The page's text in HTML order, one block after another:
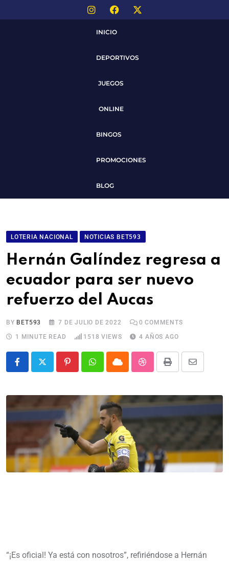
INICIO
DEPORTIVOS
JUEGOS
ONLINE
BINGOS
PROMOCIONES
BLOG
LOTERIA NACIONAL NOTICIAS BET593
Hernán Galíndez regresa a
ecuador para ser nuevo
refuerzo del Aucas
BY BET593 7 DE JULIO DE 2022 0 COMMENTS
1 MINUTE READ
1518 VIEWS 4 AÑOS AGO
“¡Es oficial! Ya está con nosotros”, refiriéndose a Hernán